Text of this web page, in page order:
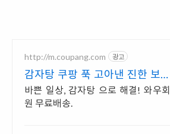
http://m.coupang.com 광고
감자탕 쿠팡 푹 고아낸 진한 보양
국물
바쁜 일상, 감자탕 으로 해결! 와우회
원 무료배송.